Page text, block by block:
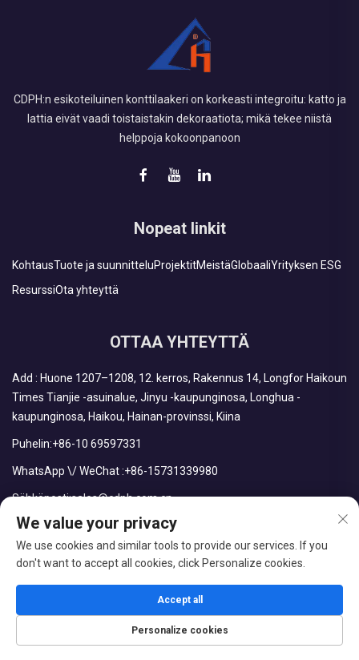
CDPH:n esikoteiluinen konttilaakeri on korkeasti integroitu: katto ja
lattia eivät vaadi toistaistakin dekoraatiota; mikä tekee niistä
helppoja kokoonpanoon
Nopeat linkit
KohtausTuote ja suunnitteluProjektitMeistäGlobaaliYrityksen ESG
ResurssiOta yhteyttä
OTTAA YHTEYTTÄ
Add : Huone 1207–1208, 12. kerros, Rakennus 14, Longfor Haikoun
Times Tianjie -asuinalue, Jinyu -kaupunginosa, Longhua -
kaupunginosa, Haikou, Hainan-provinssi, Kiina
Puhelin:+86-10 69597331
WhatsApp \/ WeChat :+86-15731339980
Sähköposti:sales@cdph.com.cn
oikeudet pidätetään.
Tietosuojakäytäntö
We value your privacy
We use cookies and similar tools to provide our services. If you
don't want to accept all cookies, click Personalize cookies.
Personalize cookies
Accept all